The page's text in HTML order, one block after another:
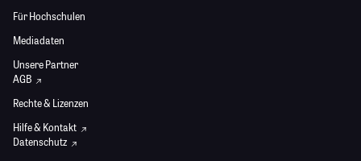
Für Hochschulen
Mediadaten
Unsere Partner
AGB
Rechte & Lizenzen
Hilfe & Kontakt
Datenschutz